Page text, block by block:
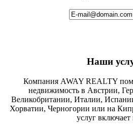
Наши
Компания AWAY REALTY
недвижимость в Австрии,
Великобритании, Италии,
Хорватии, Черногории или на
услуг включает